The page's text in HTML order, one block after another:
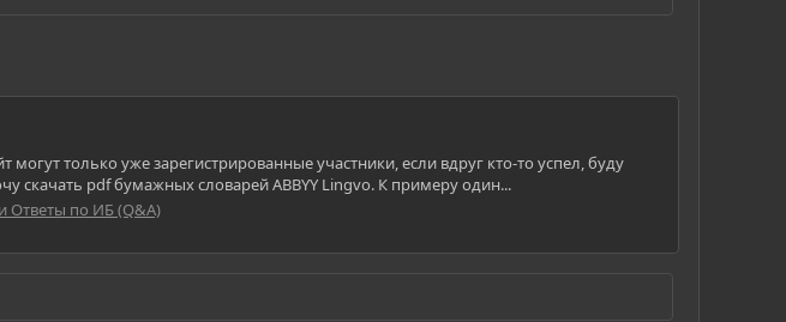
только уже зарегистрированные участники, если вдруг кто-то успел, буду
скачать pdf бумажных словарей ABBYY Lingvo. К примеру один...
Ответы по ИБ (Q&A)